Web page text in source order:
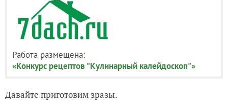
Работа размещена:
«Конкурс рецептов "Кулинарный калейдоскоп"»
Давайте приготовим зразы.